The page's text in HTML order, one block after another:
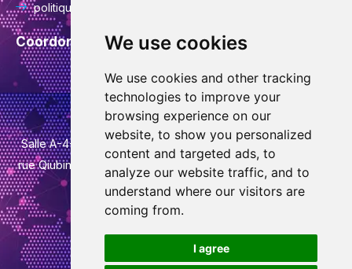
We use cookies
We use cookies and other tracking
technologies to improve your
browsing experience on our
website, to show you personalized
content and targeted ads, to
analyze our website traffic, and to
understand where our visitors are
coming from.
I agree
politique de confidentialité
Coordonnées
info@goodcansourcing.com
Salle A-4-420, 4ème étage, bâtiment 1, n° 778, rue Jinfan,
rue Qiubin, district de Wucheng, ville de Jinhua, province du
Zhejiang